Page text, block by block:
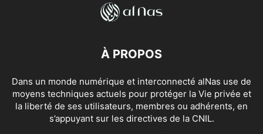
À PROPOS
Dans un monde numérique et interconnecté alNas use de
moyens techniques actuels pour protéger la Vie privée et
la liberté de ses utilisateurs, membres ou adhérents, en
s’appuyant sur les directives de la CNIL.